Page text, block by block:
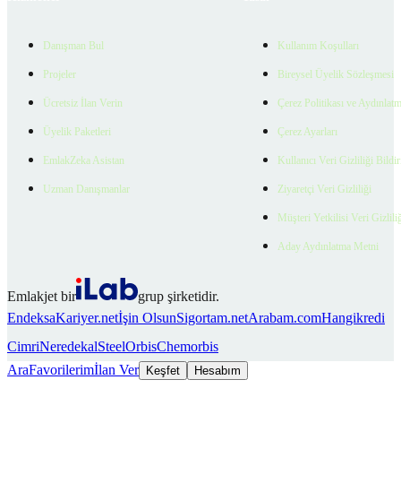
Danışman Bul
Projeler
Ücretsiz İlan Verin
Üyelik Paketleri
EmlakZeka Asistan
Uzman Danışmanlar
Kullanım Koşulları
Bireysel Üyelik Sözleşmesi
Çerez Politikası ve
Çerez Ayarları
Kullanıcı Veri Gizliliği
Ziyaretçi Veri Gizliliği
Müşteri Yetkilisi Veri
Aday Aydınlatma Metni
Emlakjet bir
grup şirketidir.
EndeksaKariyer.netİşin OlsunSigortam.netArabam.comHangikredi
CimriNeredekalSteelOrbisChemorbis
AraFavorilerimİlan Ver Keşfet Hesabım